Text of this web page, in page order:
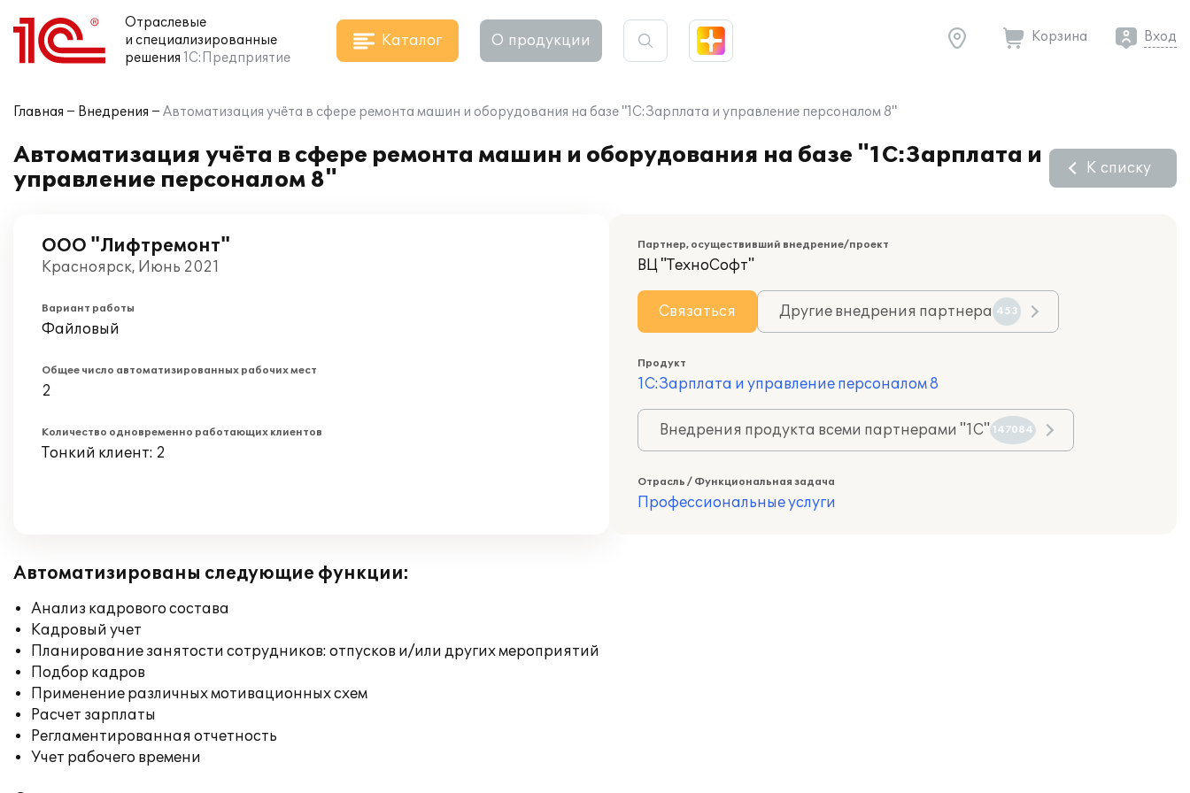
Отраслевые
и специализированные
решения 1С:Предприятие
Каталог О продукции Корзина Вход
Главная Внедрения Автоматизация учёта в сфере ремонта машин и оборудования на базе "1С:Зарплата и управление персоналом 8"
Автоматизация учёта в сфере ремонта машин и оборудования на базе "1С:Зарплата и
управление персоналом 8"
К списку
ООО "Лифтремонт"
Красноярск, Июнь 2021
Вариант работы
Файловый
Общее число автоматизированных рабочих мест
2
Количество одновременно работающих клиентов
Тонкий клиент: 2
Партнер, осуществивший внедрение/проект
ВЦ "ТехноСофт"
Связаться Другие внедрения партнера 453
Продукт
1С:Зарплата и управление персоналом 8
Внедрения продукта всеми партнерами "1С" 147084
Отрасль / Функциональная задача
Профессиональные услуги
Автоматизированы следующие функции:
Анализ кадрового состава
Кадровый учет
Планирование занятости сотрудников: отпусков и/или других мероприятий
Подбор кадров
Применение различных мотивационных схем
Расчет зарплаты
Регламентированная отчетность
Учет рабочего времени